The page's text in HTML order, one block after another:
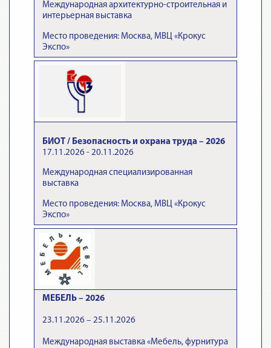
Международная архитектурно-строительная и
интерьерная выставка
Место проведения: Москва, МВЦ «Крокус
Экспо»
БИОТ / Безопасность и охрана труда – 2026
17.11.2026 - 20.11.2026
Международная специализированная
выставка
Место проведения: Москва, МВЦ «Крокус
Экспо»
МЕБЕЛЬ – 2026
23.11.2026 – 25.11.2026
Международная выставка «Мебель, фурнитура